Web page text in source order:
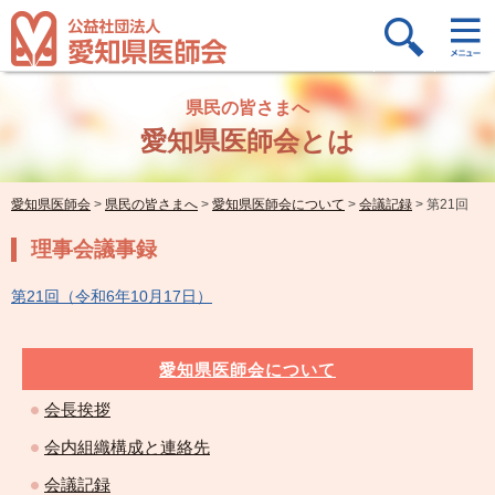
県民の皆さまへ
愛知県医師会とは
愛知県医師会 > 県民の皆さまへ > 愛知県医師会について > 会議記録 > 第21回
理事会議事録
第21回（令和6年10月17日）
愛知県医師会について
会長挨拶
会内組織構成と連絡先
会議記録